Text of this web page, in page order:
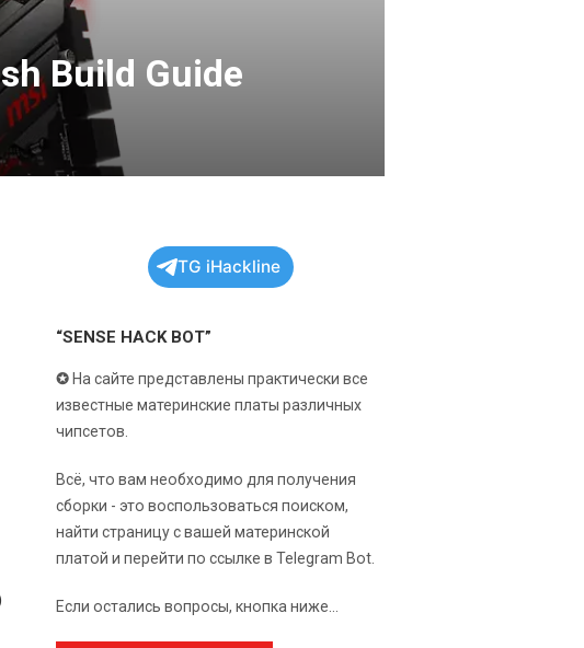
Build Guide
TG iHackline
“SENSE HACK BOT”
✪ На сайте представлены практически все
известные материнские платы различных
чипсетов.
Всё, что вам необходимо для получения
сборки - это воспользоваться поиском,
найти страницу с вашей материнской
платой и перейти по ссылке в Telegram Bot.
Если остались вопросы, кнопка ниже...